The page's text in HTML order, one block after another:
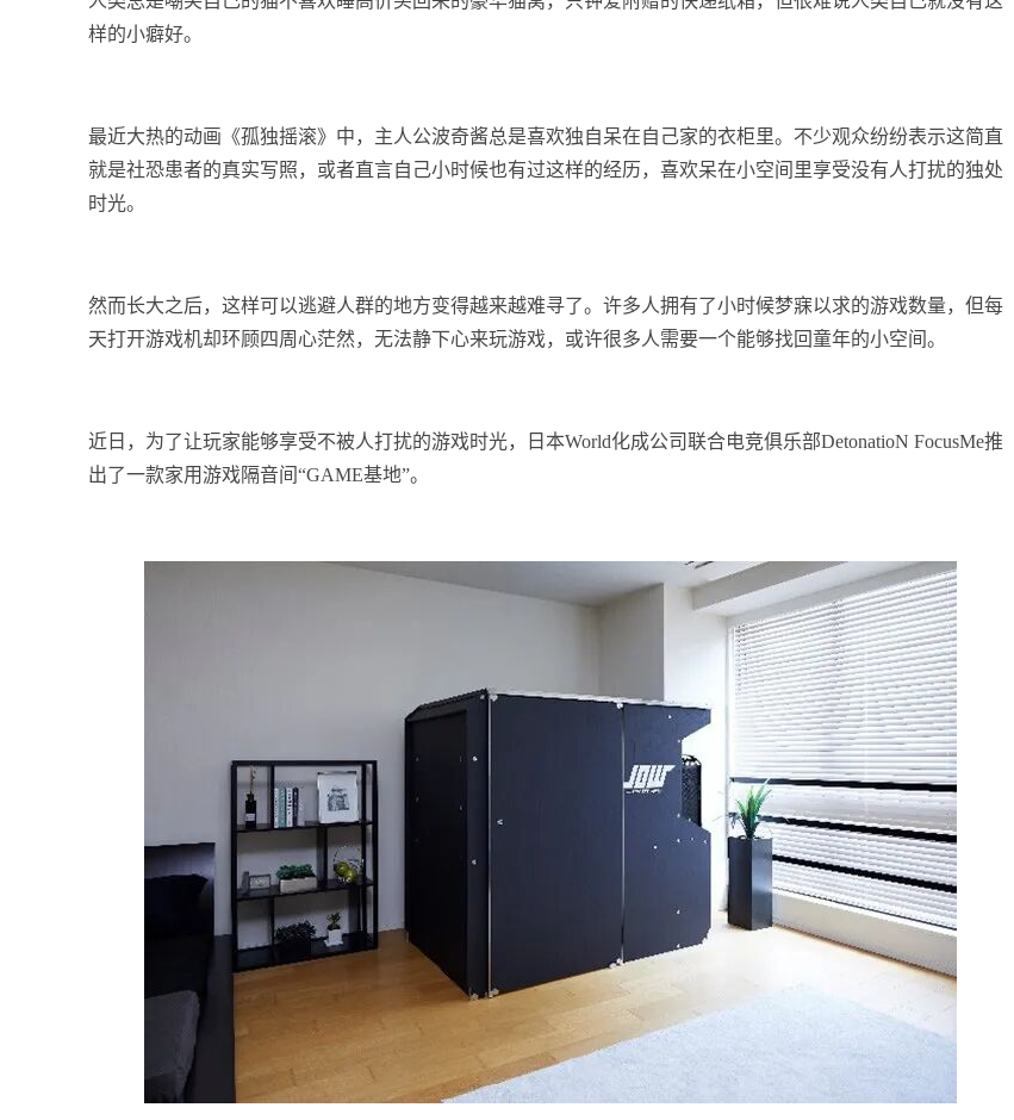
样的小癖好。
最近大热的动画《孤独摇滚》中，主人公波奇酱总是喜欢独自呆在自己家的衣柜里。不少观众纷纷表示这简直
就是社恐患者的真实写照，或者直言自己小时候也有过这样的经历，喜欢呆在小空间里享受没有人打扰的独处
时光。
然而长大之后，这样可以逃避人群的地方变得越来越难寻了。许多人拥有了小时候梦寐以求的游戏数量，但每
天打开游戏机却环顾四周心茫然，无法静下心来玩游戏，或许很多人需要一个能够找回童年的小空间。
近日，为了让玩家能够享受不被人打扰的游戏时光，日本World化成公司联合电竞俱乐部DetonatioN FocusMe推
出了一款家用游戏隔音间“GAME基地”。